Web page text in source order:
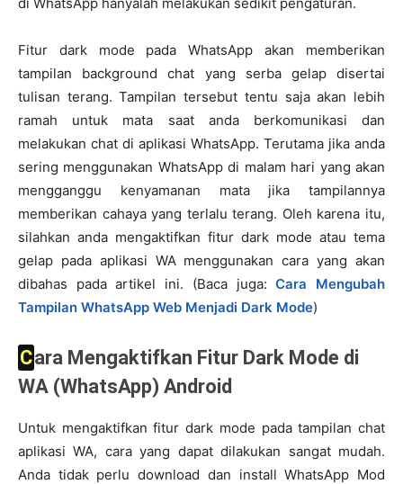
Fitur dark mode pada WhatsApp akan memberikan
tampilan background chat yang serba gelap disertai
tulisan terang. Tampilan tersebut tentu saja akan lebih
ramah untuk mata saat anda berkomunikasi dan
melakukan chat di aplikasi WhatsApp. Terutama jika anda
sering menggunakan WhatsApp di malam hari yang akan
mengganggu kenyamanan mata jika tampilannya
memberikan cahaya yang terlalu terang. Oleh karena itu,
silahkan anda mengaktifkan fitur dark mode atau tema
gelap pada aplikasi WA menggunakan cara yang akan
dibahas pada artikel ini. (Baca juga:Cara Mengubah
Tampilan WhatsApp Web Menjadi Dark Mode)
Cara Mengaktifkan Fitur Dark Mode di
WA (WhatsApp) Android
Untuk mengaktifkan fitur dark mode pada tampilan chat
aplikasi WA, cara yang dapat dilakukan sangat mudah.
Anda tidak perlu download dan install WhatsApp Mod